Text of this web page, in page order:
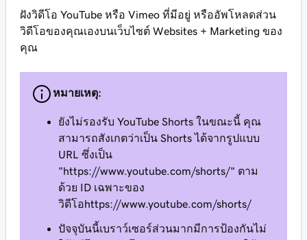
ฝังวิดีโอ YouTube หรือ Vimeo ที่มีอยู่ หรืออัพโหลดส่วน
วิดีโอของคุณเองบนเว็บไซต์ Websites + Marketing ของ
คุณ
หมายเหตุ:
ยังไม่รองรับ YouTube Shorts ในขณะนี้ คุณ
สามารถสังเกตว่าเป็น Shorts ได้จากรูปแบบ
URL ซึ่งเป็น
"https://www.youtube.com/shorts/" ตาม
ด้วย ID เฉพาะของ
วิดีโอhttps://www.youtube.com/shorts/
ปัจจุบันนี้เบราว์เซอร์ส่วนมากมีการป้องกันไม่